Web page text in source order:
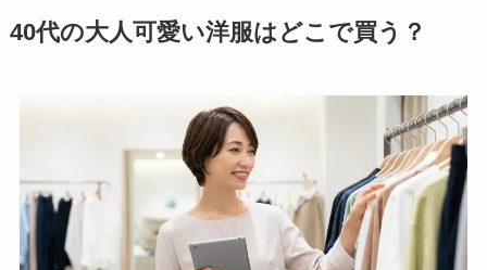
40代の大人可愛い洋服はどこで買う？